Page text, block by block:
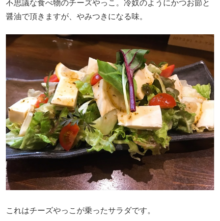
不思議な食べ物のチーズやっこ。冷奴のようにかつお節と
醤油で頂きますが、やみつきになる味。
これはチーズやっこが乗ったサラダです。